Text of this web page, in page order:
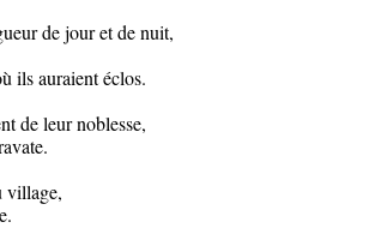
de jour et de nuit,
ils auraient éclos.
de leur noblesse,
village,